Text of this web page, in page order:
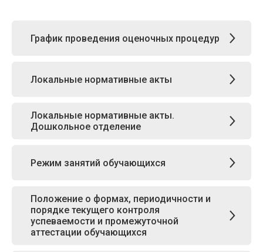
График проведения оценочных процедур
Локальные нормативные акты
Локальные нормативные акты.
Дошкольное отделение
Режим занятий обучающихся
Положение о формах, периодичности и
порядке текущего контроля
успеваемости и промежуточной
аттестации обучающихся